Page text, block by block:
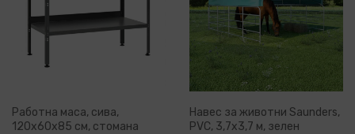
Работна маса, сива,
120x60x85 см, стомана
Навес за животни Saunders,
PVC, 3,7x3,7 м, зелен